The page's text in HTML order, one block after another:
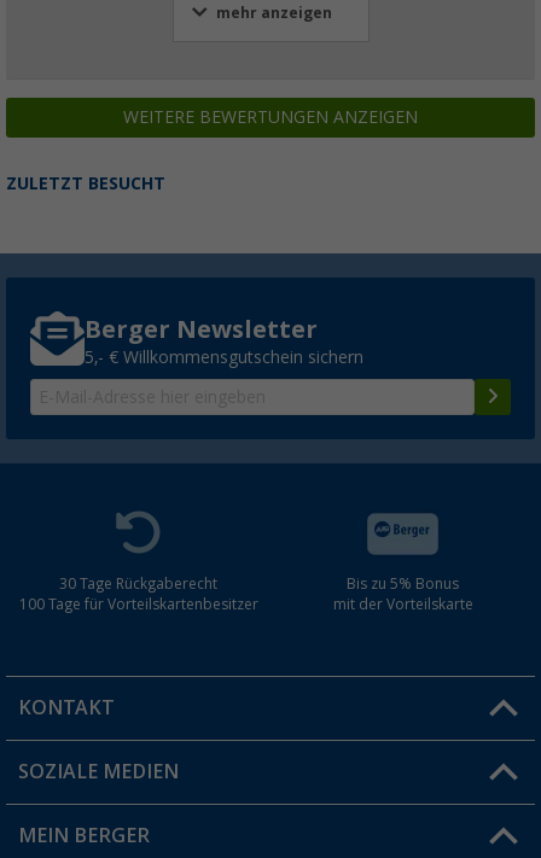
mehr anzeigen
WEITERE BEWERTUNGEN ANZEIGEN
ZULETZT BESUCHT
Berger Newsletter
5,- € Willkommensgutschein sichern
30 Tage Rückgaberecht
100 Tage für Vorteilskartenbesitzer
Bis zu 5% Bonus
mit der Vorteilskarte
KONTAKT
Du hast eine Frage?
Filiale finden
SOZIALE MEDIEN
MEIN BERGER